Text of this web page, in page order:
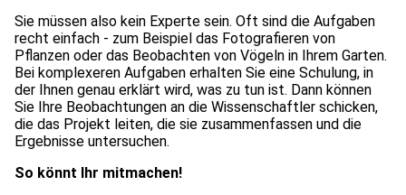
Sie müssen also kein Experte sein. Oft sind die Aufgaben
recht einfach - zum Beispiel das Fotografieren von
Pflanzen oder das Beobachten von Vögeln in Ihrem Garten.
Bei komplexeren Aufgaben erhalten Sie eine Schulung, in
der Ihnen genau erklärt wird, was zu tun ist. Dann können
Sie Ihre Beobachtungen an die Wissenschaftler schicken,
die das Projekt leiten, die sie zusammenfassen und die
Ergebnisse untersuchen.
So könnt Ihr mitmachen!